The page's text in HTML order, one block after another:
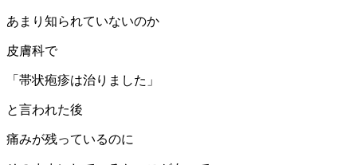
あまり知られていないのか
皮膚科で
「帯状疱疹は治りました」
と言われた後
痛みが残っているのに